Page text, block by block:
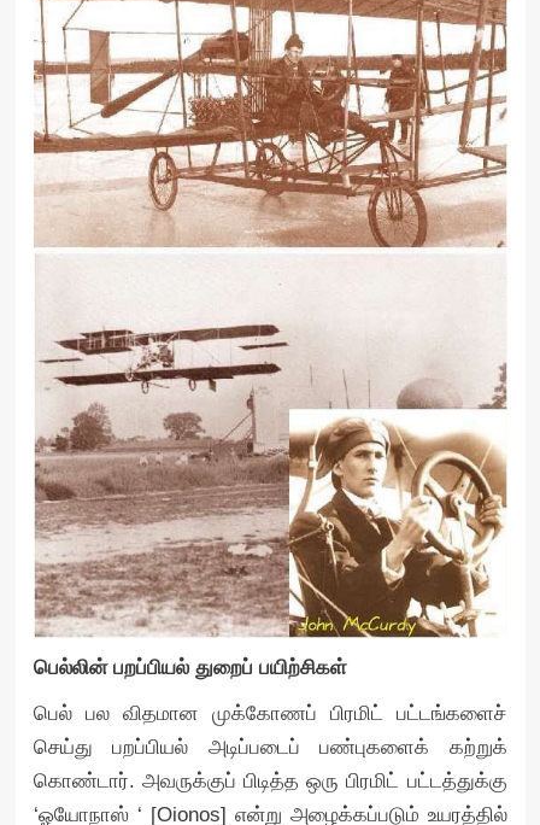
பெல்லின் பறப்பியல் துறைப் பயிற்சிகள்
பெல் பல விதமான முக்கோணப் பிரமிட் பட்டங்களைச்
செய்து பறப்பியல் அடிப்படைப் பண்புகளைக் கற்றுக்
கொண்டார். அவருக்குப் பிடித்த ஒரு பிரமிட் பட்டத்துக்கு
‘ஓயோநாஸ் ‘ [Oionos] என்று அழைக்கப்படும் உயரத்தில்